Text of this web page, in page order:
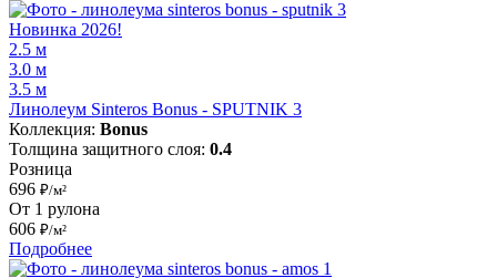
Новинка 2026!
2.5 м
3.0 м
3.5 м
Линолеум Sinteros Bonus - SPUTNIK 3
Коллекция: Bonus
Толщина защитного слоя: 0.4
Розница
696 ₽/м²
От 1 рулона
606 ₽/м²
Подробнее